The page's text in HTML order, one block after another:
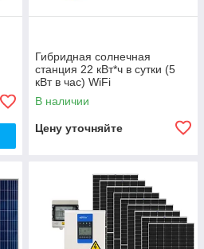
Гибридная солнечная
станция 22 кВт*ч в сутки (5
кВт в час) WiFi
В наличии
Цену уточняйте